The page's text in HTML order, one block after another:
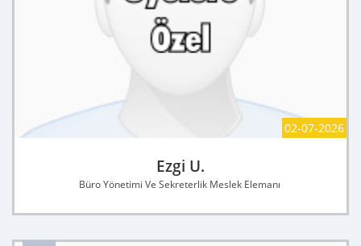
02-07-2026
Ezgi U.
Büro Yönetimi Ve Sekreterlik Meslek Elemanı